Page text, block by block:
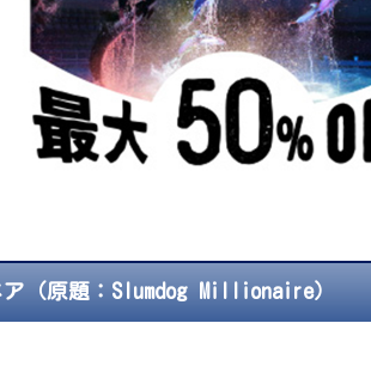
（原題：Slumdog Millionaire）